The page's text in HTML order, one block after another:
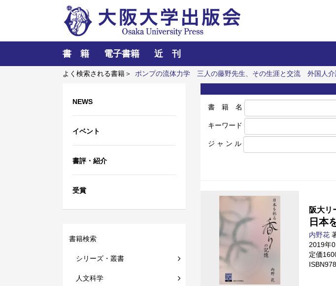
書 籍 電子書籍 近 刊
よく検索される書籍＞ ポンプの流体力学 三人の藤野先生、その生涯と交流 外国人
NEWS
イベント
書評・紹介
受賞
書籍検索
シリーズ・叢書
人文科学
書 籍 名
キーワード
ジ ャ ン ル
阪大リ
日本
内野花
2019年
定価